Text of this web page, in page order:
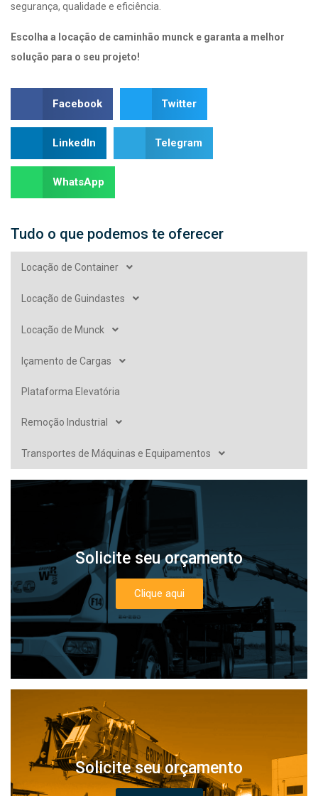
segurança, qualidade e eficiência.
Escolha a locação de caminhão munck e garanta a melhor
solução para o seu projeto!
Facebook Twitter
LinkedIn Telegram
WhatsApp
Tudo o que podemos te oferecer
Locação de Container
Locação de Guindastes
Locação de Munck
Içamento de Cargas
Plataforma Elevatória
Remoção Industrial
Transportes de Máquinas e Equipamentos
Solicite seu orçamento
Clique aqui
Solicite seu orçamento